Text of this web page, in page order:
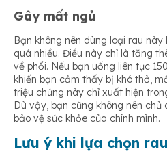
Gây mất ngủ
Bạn không nên dùng loại rau
quá nhiều. Điều này chỉ là tăng
về phổi. Nếu bạn uống liên tục
khiến bạn cảm thấy bị khó thở,
triệu chứng này chỉ xuất hiện
Dù vậy, bạn cũng không nên
bảo vệ sức khỏe của chính mình.
Lưu ý khi lựa chọn